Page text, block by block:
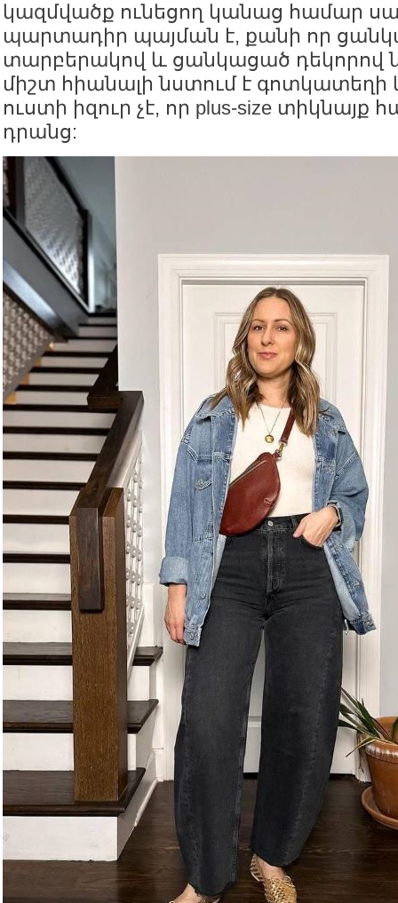
կազմվածք ունեցող կանաց համար
պարտադիր պայման է, քանի որ
տարբերակով և ցանկացած
միշտ հիանալի նստում է գոտկատեղի
ուստի իզուր չէ, որ plus-size
դրանց: